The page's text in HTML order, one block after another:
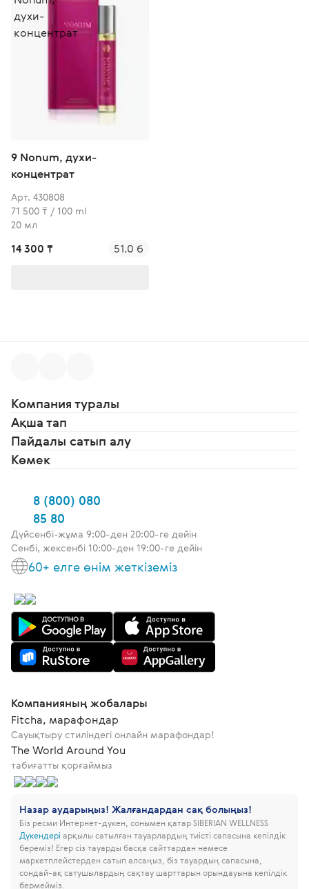
9 Nonum, духи-
концентрат
Арт. 430808
71 500 ₸ / 100 ml
20 мл
14 300 ₸ 51.0 б
Компания туралы
Ақша тап
Пайдалы сатып алу
Көмек
8 (800) 080
85 80
Дүйсенбі-жұма 9:00-ден 20:00-ге дейін
Сенбі, жексенбі 10:00-ден 19:00-ге дейін
60+ елге өнім жеткіземіз
Компанияның жобалары
Fitcha, марафондар
Сауықтыру стиліндегі онлайн марафондар!
The World Around You
табиғатты қорғаймыз
Назар аударыңыз! Жалғандардан сақ болыңыз!
Біз ресми Интернет-дүкен, сонымен қатар SIBERIAN WELLNESS
Дүкендері арқылы сатылған тауарлардың тиісті сапасына кепілдік
береміз! Егер сіз тауарды басқа сайттардан немесе
маркетплейстерден сатып алсаңыз, біз тауардың сапасына,
сондай-ақ сатушылардың сақтау шарттарын орындауына кепілдік
бермейміз.